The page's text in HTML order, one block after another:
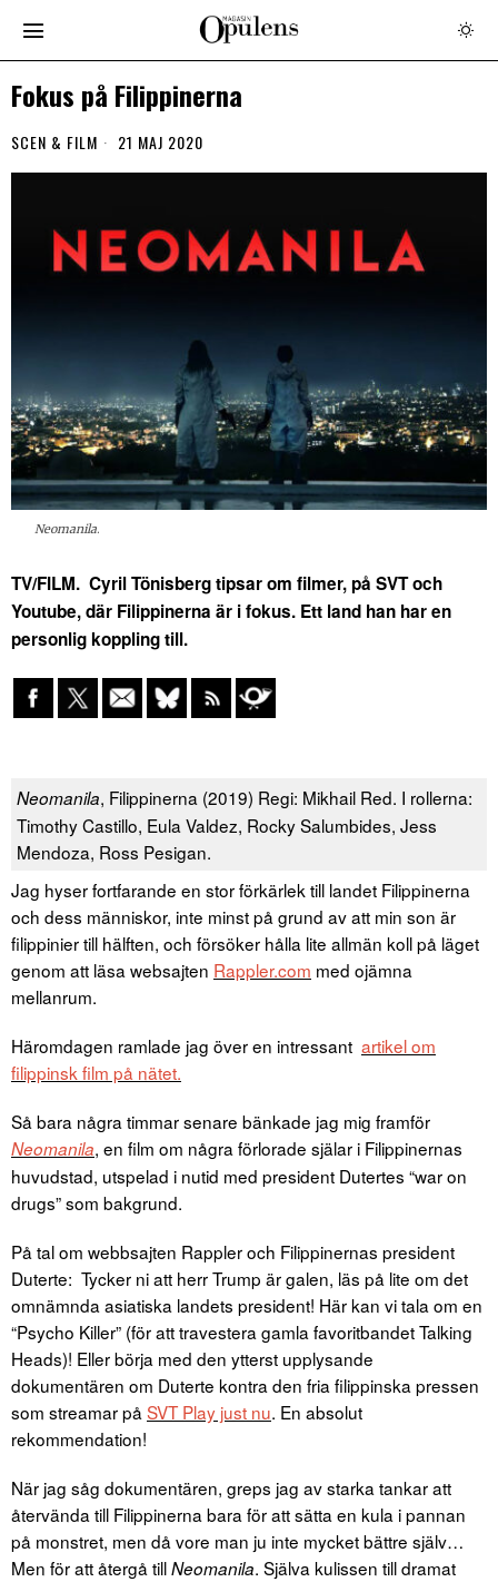
Fokus på Filippinerna
SCEN & FILM 21 MAJ 2020
Neomanila.
TV/FILM. Cyril Tönisberg tipsar om filmer, på SVT och
Youtube, där Filippinerna är i fokus. Ett land han har en
personlig koppling till.
Neomanila, Filippinerna (2019) Regi: Mikhail Red. I rollerna:
Timothy Castillo, Eula Valdez, Rocky Salumbides, Jess
Mendoza, Ross Pesigan.
Jag hyser fortfarande en stor förkärlek till landet Filippinerna
och dess människor, inte minst på grund av att min son är
filippinier till hälften, och försöker hålla lite allmän koll på läget
genom att läsa websajten Rappler.com med ojämna
mellanrum.
Häromdagen ramlade jag över en intressant artikel om
filippinsk film på nätet.
Så bara några timmar senare bänkade jag mig framför
Neomanila, en film om några förlorade själar i Filippinernas
huvudstad, utspelad i nutid med president Dutertes “war on
drugs” som bakgrund.
På tal om webbsajten Rappler och Filippinernas president
Duterte: Tycker ni att herr Trump är galen, läs på lite om det
omnämnda asiatiska landets president! Här kan vi tala om en
“Psycho Killer” (för att travestera gamla favoritbandet Talking
Heads)! Eller börja med den ytterst upplysande
dokumentären om Duterte kontra den fria filippinska pressen
som streamar på SVT Play just nu. En absolut
rekommendation!
När jag såg dokumentären, greps jag av starka tankar att
återvända till Filippinerna bara för att sätta en kula i pannan
på monstret, men då vore man ju inte mycket bättre själv…
Men för att återgå tillNeomanila. Själva kulissen till dramat